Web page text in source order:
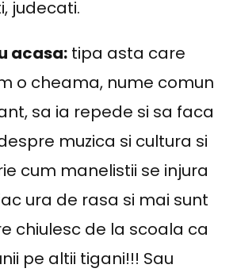
judecati.
acasa: tipa asta care
o cheama, nume comun
sa ia repede si sa faca
muzica si cultura si
cum manelistii se injura
ura de rasa si mai sunt
chiulesc de la scoala ca
pe altii tigani!!! Sau